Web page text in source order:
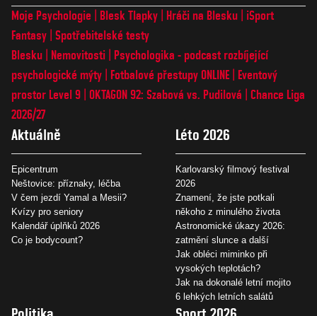
Moje Psychologie Blesk Tlapky Hráči na Blesku
iSport
Fantasy Spotřebitelské testy
Blesku
Nemovitosti
Psychologika - podcast rozbíjející
psychologické mýty
Fotbalové přestupy ONLINE
Eventový
prostor Level 9 OKTAGON 92: Szabová vs. Pudilová
Chance Liga
2026/27
Aktuálně
Epicentrum
Neštovice: příznaky, léčba
V čem jezdí Yamal a Mesii?
Kvízy pro seniory
Kalendář úplňků 2026
Co je bodycount?
Léto 2026
Karlovarský filmový festival
2026
Znamení, že jste potkali
někoho z minulého života
Astronomické úkazy 2026:
zatmění slunce a další
Jak obléci miminko při
vysokých teplotách?
Jak na dokonalé letní mojito
6 lehkých letních salátů